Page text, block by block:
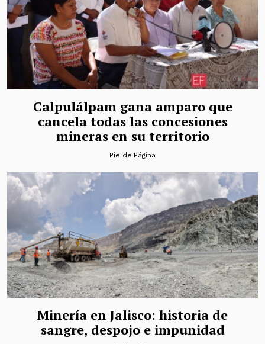
Calpulálpam gana amparo que
cancela todas las concesiones
mineras en su territorio
Pie de Página
Minería en Jalisco: historia de
sangre, despojo e impunidad